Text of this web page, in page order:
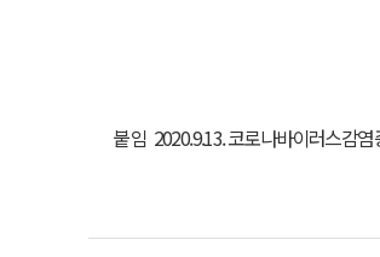
붙임 2020.9.13. 코로나바이러스감